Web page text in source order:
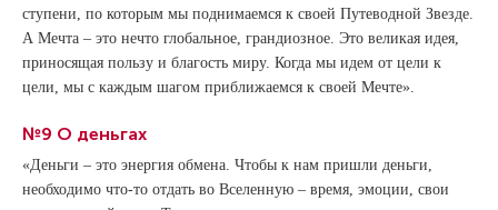
ступени, по которым мы поднимаемся к своей Путеводной Звезде.
А Мечта – это нечто глобальное, грандиозное. Это великая идея,
приносящая пользу и благость миру. Когда мы идем от цели к
цели, мы с каждым шагом приближаемся к своей Мечте».
№9 О деньгах
«Деньги – это энергия обмена. Чтобы к нам пришли деньги,
необходимо что-то отдать во Вселенную – время, эмоции, свои